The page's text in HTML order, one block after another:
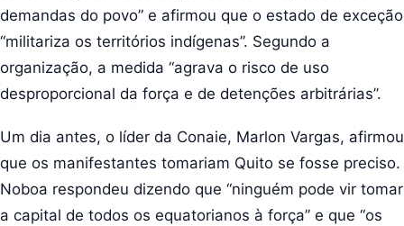
demandas do povo” e afirmou que o estado de exceção
“militariza os territórios indígenas”. Segundo a
organização, a medida “agrava o risco de uso
desproporcional da força e de detenções arbitrárias”.
Um dia antes, o líder da Conaie, Marlon Vargas, afirmou
que os manifestantes tomariam Quito se fosse preciso.
Noboa respondeu dizendo que “ninguém pode vir tomar
a capital de todos os equatorianos à força” e que “os